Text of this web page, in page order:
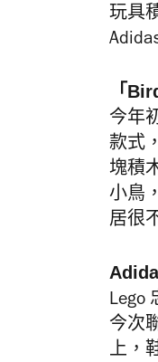
玩具
「
今年
款式
塊積
小鳥
居很
Lego
今次
上，